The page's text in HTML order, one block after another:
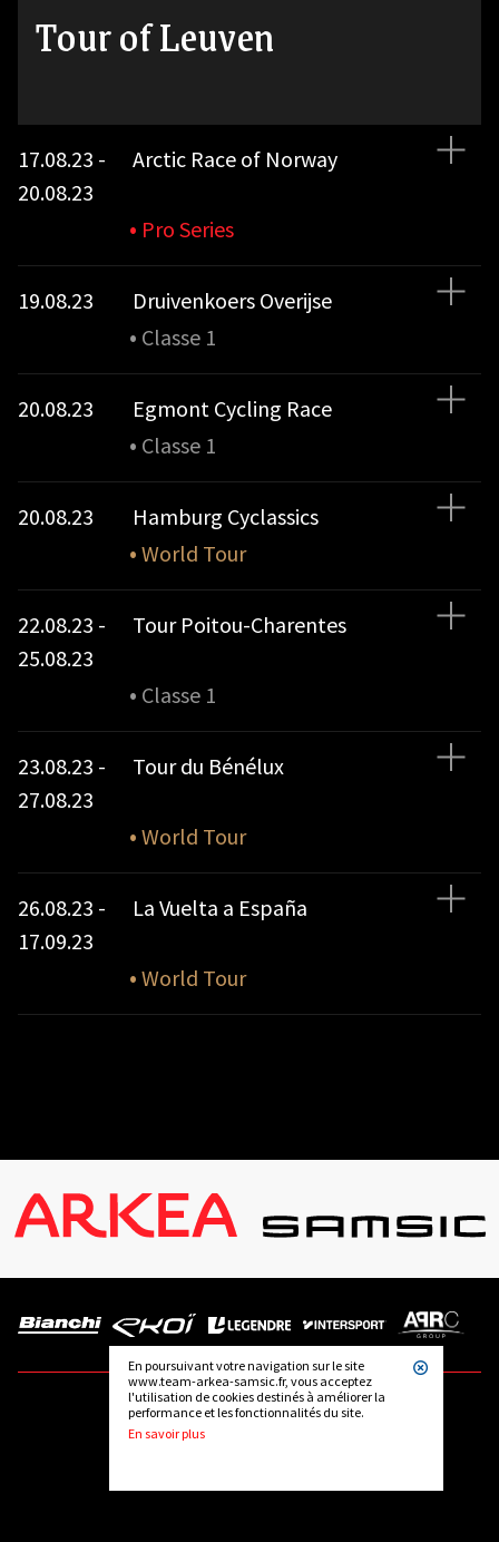
En poursuivant votre navigation sur le site
www.team-arkea-samsic.fr, vous acceptez
l'utilisation de cookies destinés à améliorer la
performance et les fonctionnalités du site.
En savoir plus
Tour of Leuven
17.08.23 -
20.08.23
Arctic Race of Norway
• Pro Series
19.08.23 Druivenkoers Overijse
• Classe 1
20.08.23 Egmont Cycling Race
• Classe 1
20.08.23 Hamburg Cyclassics
• World Tour
22.08.23 -
25.08.23
Tour Poitou-Charentes
• Classe 1
23.08.23 -
27.08.23
Tour du Bénélux
• World Tour
26.08.23 -
17.09.23
La Vuelta a España
• World Tour
SUIVEZ-NOUS